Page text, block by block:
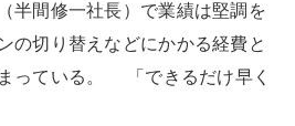
半間修一社長）で業績は堅調を
の切り替えなどにかかる経費と
っている。 「できるだけ早く